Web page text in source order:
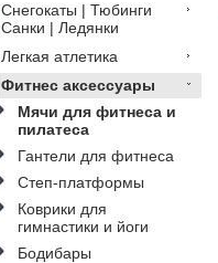
Снегокаты | Тюбинги
Санки | Ледянки
Легкая атлетика
Фитнес аксессуары
Мячи для фитнеса и
пилатеса
Гантели для фитнеса
Степ-платформы
Коврики для
гимнастики и йоги
Бодибары